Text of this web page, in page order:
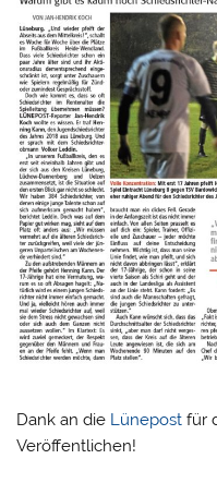
Dank an die Lünepost für
Veröffentlichen!